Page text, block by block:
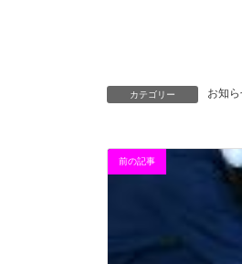
カテゴリー お知
前の記事